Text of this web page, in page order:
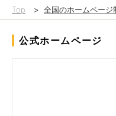
Top > 全国のホームページ
公式ホームページ